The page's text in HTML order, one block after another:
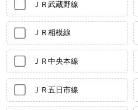
ＪＲ武蔵野線
ＪＲ相模線
ＪＲ中央本線
ＪＲ五日市線